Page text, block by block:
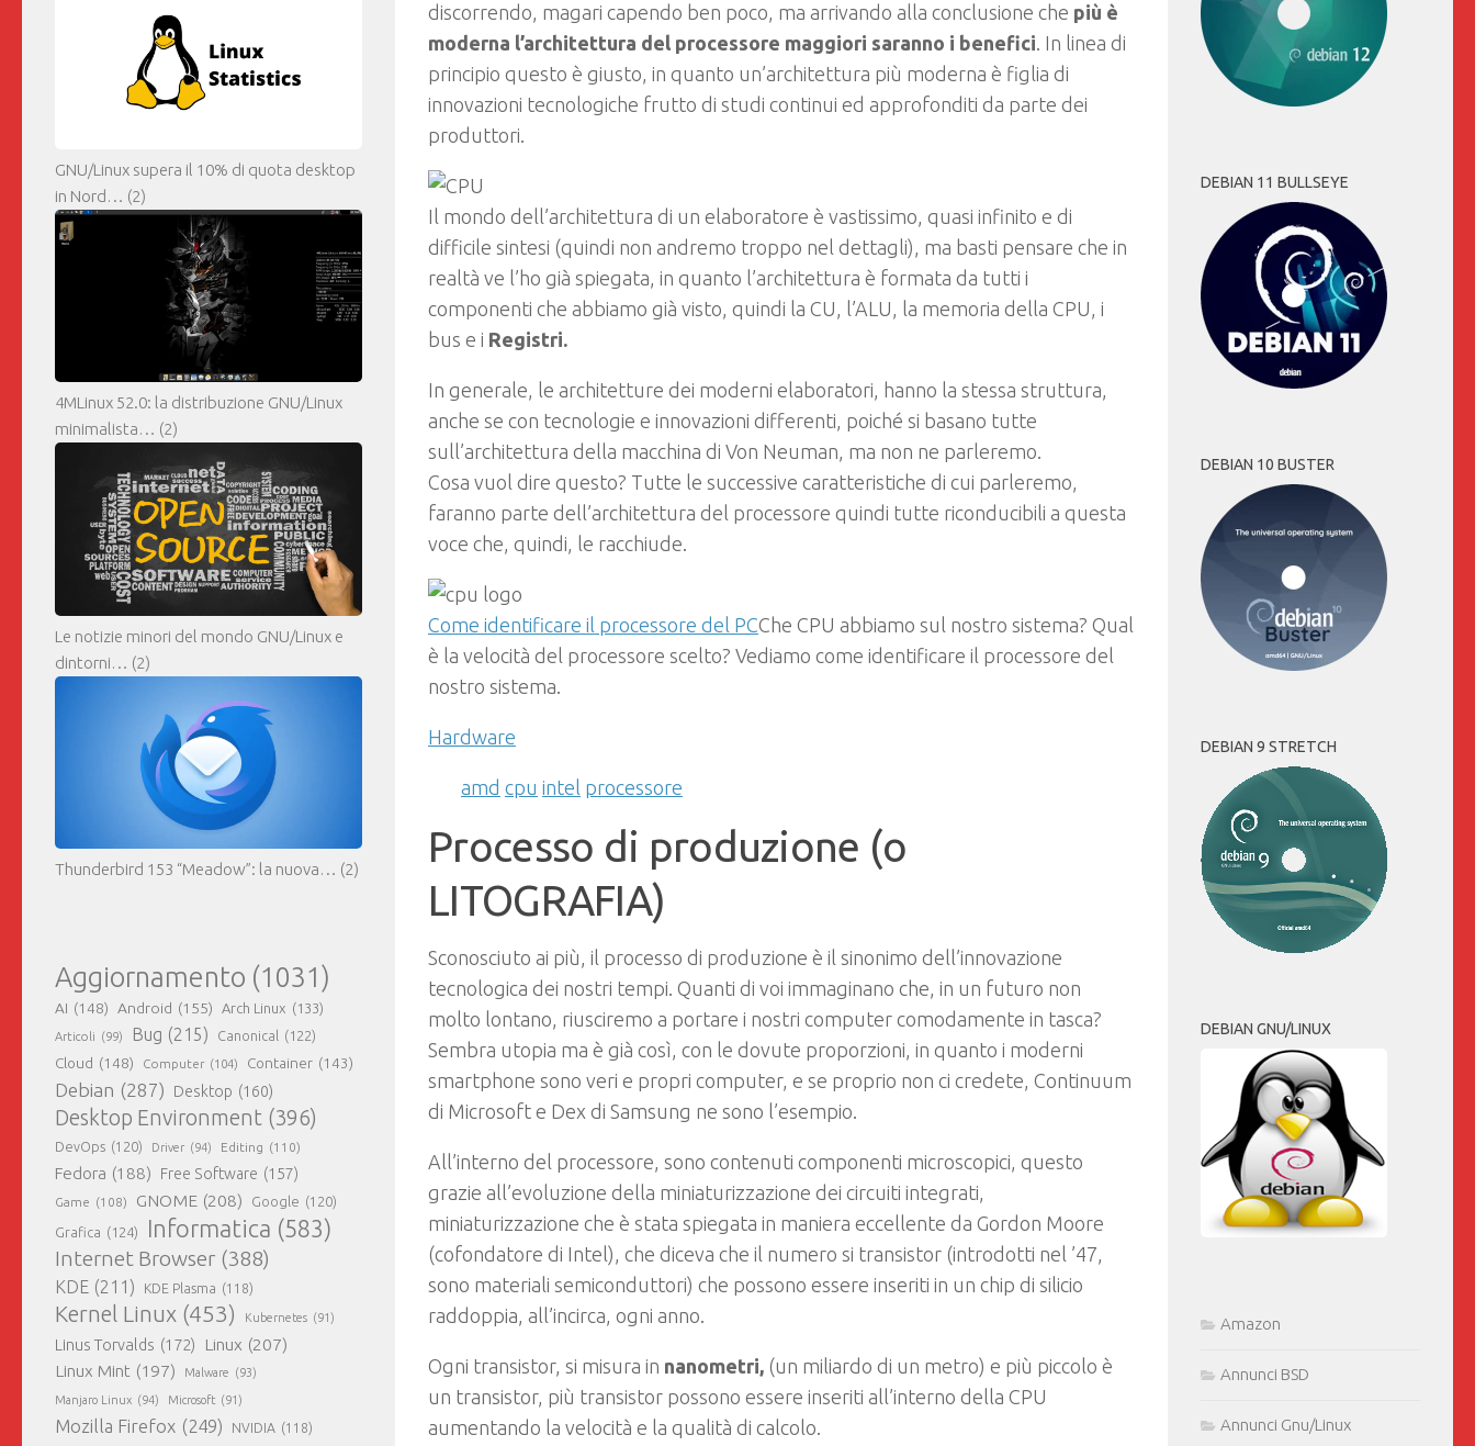
discorrendo, magari capendo ben poco, ma arrivando alla conclusione che più è
moderna l’architettura del processore maggiori saranno i benefici. In linea di
principio questo è giusto, in quanto un’architettura più moderna è figlia di
innovazioni tecnologiche frutto di studi continui ed approfonditi da parte dei
produttori.
Il mondo dell’architettura di un elaboratore è vastissimo, quasi infinito e di
difficile sintesi (quindi non andremo troppo nel dettagli), ma basti pensare che in
realtà ve l’ho già spiegata, in quanto l’architettura è formata da tutti i
componenti che abbiamo già visto, quindi la CU, l’ALU, la memoria della CPU, i
bus e i Registri.
In generale, le architetture dei moderni elaboratori, hanno la stessa struttura,
anche se con tecnologie e innovazioni differenti, poiché si basano tutte
sull’architettura della macchina di Von Neuman, ma non ne parleremo.
Cosa vuol dire questo? Tutte le successive caratteristiche di cui parleremo,
faranno parte dell’architettura del processore quindi tutte riconducibili a questa
voce che, quindi, le racchiude.
Come identificare il processore del PCChe CPU abbiamo sul nostro sistema? Qual
è la velocità del processore scelto? Vediamo come identificare il processore del
nostro sistema.
Hardware
amd cpu intel processore
Processo di produzione (o
LITOGRAFIA)
Sconosciuto ai più, il processo di produzione è il sinonimo dell’innovazione
tecnologica dei nostri tempi. Quanti di voi immaginano che, in un futuro non
molto lontano, riusciremo a portare i nostri computer comodamente in tasca?
Sembra utopia ma è già così, con le dovute proporzioni, in quanto i moderni
smartphone sono veri e propri computer, e se proprio non ci credete, Continuum
di Microsoft e Dex di Samsung ne sono l’esempio.
All’interno del processore, sono contenuti componenti microscopici, questo
grazie all’evoluzione della miniaturizzazione dei circuiti integrati,
miniaturizzazione che è stata spiegata in maniera eccellente da Gordon Moore
(cofondatore di Intel), che diceva che il numero si transistor (introdotti nel ’47,
sono materiali semiconduttori) che possono essere inseriti in un chip di silicio
raddoppia, all’incirca, ogni anno.
Ogni transistor, si misura in nanometri, (un miliardo di un metro) e più piccolo è
un transistor, più transistor possono essere inseriti all’interno della CPU
aumentando la velocità e la qualità di calcolo.
GNU/Linux supera il 10% di quota desktop
in Nord… (2)
4MLinux 52.0: la distribuzione GNU/Linux
minimalista… (2)
Le notizie minori del mondo GNU/Linux e
dintorni… (2)
Thunderbird 153 “Meadow”: la nuova… (2)
Aggiornamento (1031)
AI (148) Android (155) Arch Linux (133)
Articoli (99) Bug (215) Canonical (122)
Cloud (148) Computer (104) Container (143)
Debian (287) Desktop (160)
Desktop Environment (396)
DevOps (120) Driver (94) Editing (110)
Fedora (188) Free Software (157)
Game (108) GNOME (208) Google (120)
Grafica (124) Informatica (583)
Internet Browser (388)
KDE (211) KDE Plasma (118)
Kernel Linux (453) Kubernetes (91)
Linus Torvalds (172) Linux (207)
Linux Mint (197) Malware (93)
Manjaro Linux (94) Microsoft (91)
Mozilla Firefox (249) NVIDIA (118)
DEBIAN 11 BULLSEYE
DEBIAN 10 BUSTER
DEBIAN 9 STRETCH
DEBIAN GNU/LINUX
Amazon
Annunci BSD
Annunci Gnu/Linux